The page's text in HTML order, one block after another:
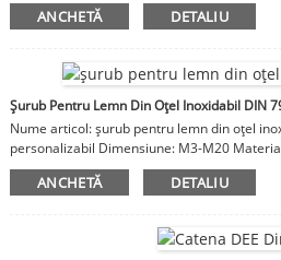
ANCHETĂ DETALIU
Șurub Pentru Lemn Din Oțel Inoxidabil DIN
Nume articol: șurub pentru lemn din oțel
personalizabil Dimensiune: M3-M20
ANCHETĂ DETALIU